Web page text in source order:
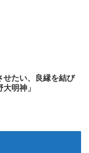
せたい、良縁を結び
明神」